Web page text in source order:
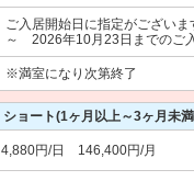
ご入居開始日に指定がござい
～ 2026年10月23日までのご入
※満室になり次第終了
ショート(1ヶ月以上～3ヶ月未
4,880円/日 146,400円/月